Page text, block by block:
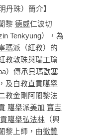
黎 德威仁波切
Tenkyung），為
瑪派（紅教）的
教敦珠與瑞工瑜
）傳承貝瑪歐塞
及白教直貢噶舉
教金剛阿闍黎法
噶舉派美加 寶吉
噶舉弘法林 （興
黎上師，由徹贊